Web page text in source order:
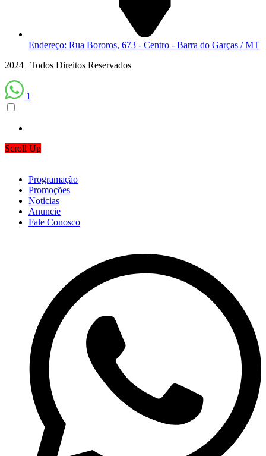
Endereço: Rua Bororos, 673 - Centro - Barra do Garças / MT
2024 | Todos Direitos Reservados
1
Scroll Up
Programação
Promoções
Noticias
Anuncie
Fale Conosco